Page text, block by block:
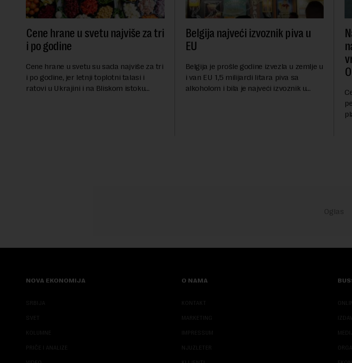
Cene hrane u svetu najviše za tri
i po godine
Cene hrane u svetu su sada najviše za tri
i po godine, jer letnji toplotni talasi i
ratovi u Ukrajini i na Bliskom istoku
Belgija najveći izvoznik piva u
EU
Belgija je prošle godine izvezla u zemlje u
i van EU 1,5 milijardi litara piva sa
alkoholom i bila je najveći izvoznik u
NOVA EKONOMIJA
SRBIJA
SVET
KOLUMNE
PRIČE I ANALIZE
O NAMA
KONTAKT
MARKETING
IMPRESSUM
NJUZLETER